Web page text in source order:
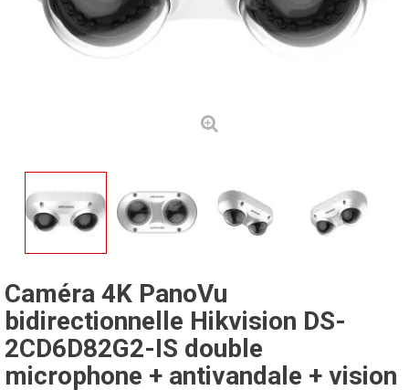
Caméra 4K PanoVu
bidirectionnelle Hikvision DS-
2CD6D82G2-IS double
microphone + antivandale + vision